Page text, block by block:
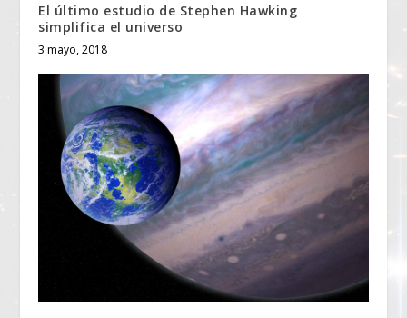
El último estudio de Stephen Hawking
simplifica el universo
3 mayo, 2018